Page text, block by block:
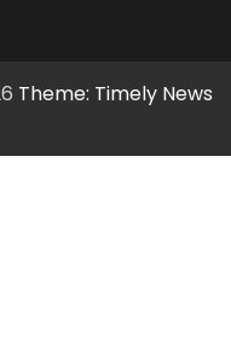
Theme: Timely News